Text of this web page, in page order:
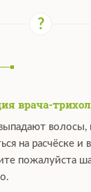
врача-
волосы,
на расчёске и
пожалуйста